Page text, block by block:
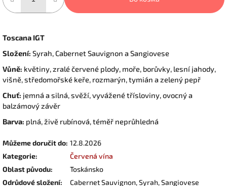
Toscana IGT
Složení: Syrah, Cabernet Sauvignon a Sangiovese
Vůně: květiny, zralé červené plody, moře, borůvky, lesní jahody,
višně, středomořské keře, rozmarýn, tymián a zelený pepř
Chuť: jemná a silná, svěží, vyvážené třísloviny, ovocný a
balzámový závěr
Barva: plná, živě rubínová, téměř neprůhledná
Můžeme doručit do: 12.8.2026
Kategorie:
Červená vína
Oblast původu:
Toskánsko
Odrůdové složení:
Cabernet Sauvignon, Syrah, Sangiovese